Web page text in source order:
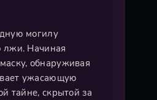
могилу
лжи. Начиная
обнаруживая
ужасающую
тайне, скрытой за